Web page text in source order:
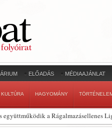
ELŐADÁS MÉDIAAJÁNLAT
KULTÚRA HAGYOMÁNY
együttműködik a Rágalmazásellenes